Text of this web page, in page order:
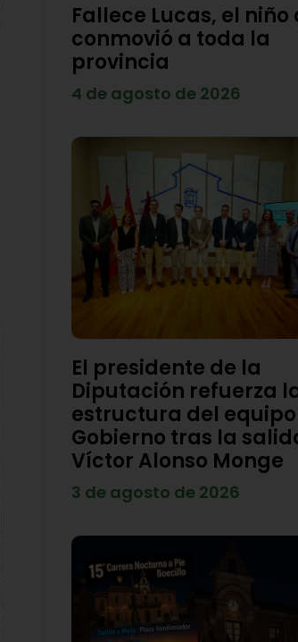
Fallece Lucas, el niño
conmovió a toda la
provincia
4 de agosto de 2026
El presidente de la
Diputación refuerza
estructura del
Gobierno tras la
Víctor Alonso Monge
3 de agosto de 2026